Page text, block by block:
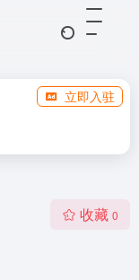
立即入驻
收藏 0